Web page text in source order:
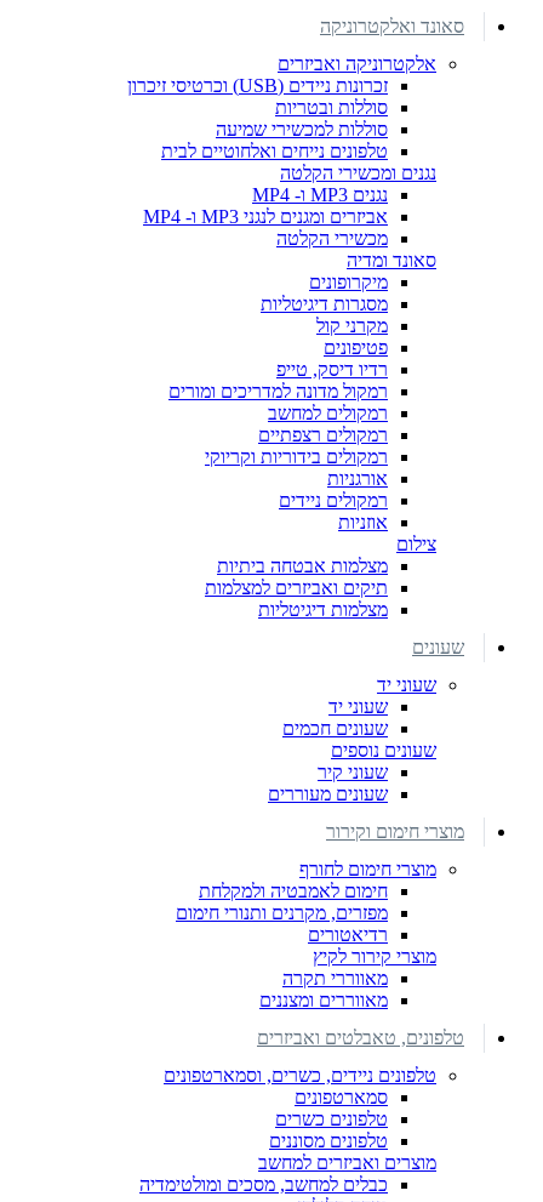
סאונד ואלקטרוניקה
אלקטרוניקה ואביזרים
זכרונות ניידים (USB) וכרטיסי זיכרון
סוללות ובטריות
סוללות למכשירי שמיעה
טלפונים נייחים ואלחוטיים לבית
נגנים ומכשירי הקלטה
נגנים MP3 ו- MP4
אביזרים ומגנים לנגני MP3 ו- MP4
מכשירי הקלטה
סאונד ומדיה
מיקרופונים
מסגרות דיגיטליות
מקרני קול
פטיפונים
רדיו דיסק, טייפ
רמקול מדונה למדריכים ומורים
רמקולים למחשב
רמקולים רצפתיים
רמקולים בידוריות וקריוקי
אורגניות
רמקולים ניידים
אוזניות
צילום
מצלמות אבטחה ביתיות
תיקים ואביזרים למצלמות
מצלמות דיגיטליות
שעונים
שעוני יד
שעוני יד
שעונים חכמים
שעונים נוספים
שעוני קיר
שעונים מעוררים
מוצרי חימום וקירור
מוצרי חימום לחורף
חימום לאמבטיה ולמקלחת
מפזרים, מקרנים ותנורי חימום
רדיאטורים
מוצרי קירור לקיץ
מאווררי תקרה
מאווררים ומצננים
טלפונים, טאבלטים ואביזרים
טלפונים ניידים, כשרים, וסמארטפונים
סמארטפונים
טלפונים כשרים
טלפונים מסוננים
מוצרים ואביזרים למחשב
כבלים למחשב, מסכים ומולטימדיה